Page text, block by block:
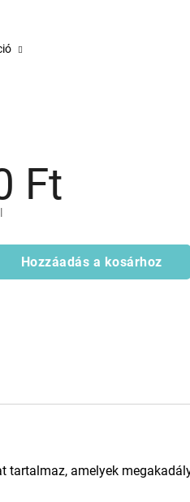
Ft
Hozzáadás a kosárhoz
tartalmaz, amelyek